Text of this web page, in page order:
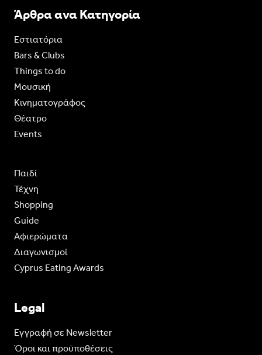
Άρθρα ανα Κατηγορία
Εστιατόρια
Bars & Clubs
Things to do
Moυσική
Κινηματογράφος
Θέατρο
Events
Παιδί
Τέχνη
Shopping
Guide
Aφιερώματα
Διαγωνισμοί
Cyprus Eating Awards
Legal
Eγγραφή σε Newsletter
Όροι και προϋποθέσεις